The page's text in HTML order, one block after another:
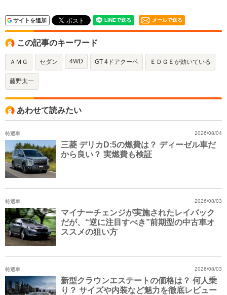
サイトを追加 メールで送る
この記事のキーワード
ＡＭＧ セダン 4WD GT 4ドアクーペ ＥＤＧＥが効いている
藤野太一
あわせて読みたい
特選車
三菱 デリカD:5の燃費は？ ディーゼル車だ
から良い？ 実燃費も検証
2026/08/04
特選車
マイナーチェンジが実施されたレイバック
だが、“逆に注目すべき”前期型の中古車オ
ススメの狙い方
2026/08/03
特選車
新型クラウンエステートの価格は？ 何人乗
り？ サイズや内装など魅力を徹底レビュー
2026/08/03